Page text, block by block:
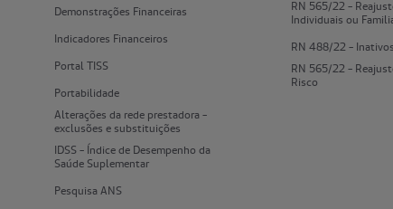
Demonstrações Financeiras
Indicadores Financeiros
Portal TISS
Portabilidade
Alterações da rede prestadora -
exclusões e substituições
IDSS - Índice de Desempenho da
Saúde Suplementar
Pesquisa ANS
RN 565/22 -
Individuais ou
RN 488/22 - Inativos
RN 565/22 -
Risco